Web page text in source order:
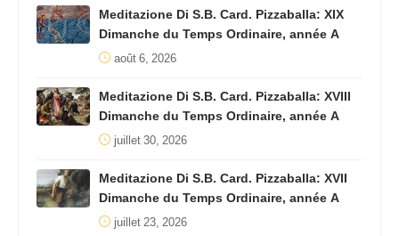
Meditazione Di S.B. Card. Pizzaballa: XIX
Dimanche du Temps Ordinaire, année A
août 6, 2026
Meditazione Di S.B. Card. Pizzaballa: XVIII
Dimanche du Temps Ordinaire, année A
juillet 30, 2026
Meditazione Di S.B. Card. Pizzaballa: XVII
Dimanche du Temps Ordinaire, année A
juillet 23, 2026